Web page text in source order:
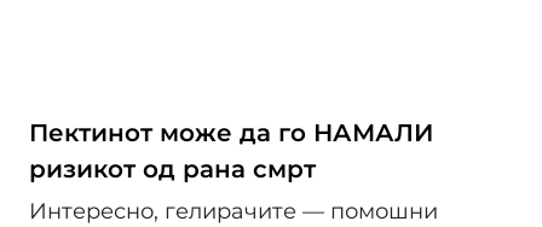
Пектинот може да го НАМАЛИ
ризикот од рана смрт
Интересно, гелирачите — помошни